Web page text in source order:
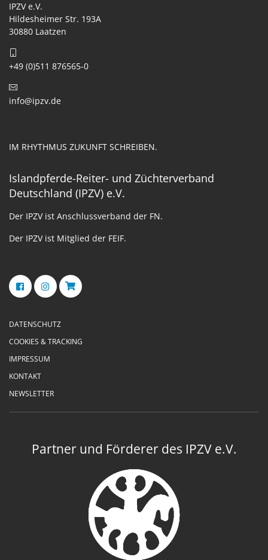
IPZV e.V.
Hildesheimer Str. 193A
30880 Laatzen
+49 (0)511 876565-0
info@ipzv.de
IM RHYTHMUS ZUKUNFT SCHREIBEN.
Islandpferde-Reiter- und Züchterverband
Deutschland (IPZV) e.V.
Der IPZV ist Anschlussverband der FN.
Der IPZV ist Mitglied der FEIF.
DATENSCHUTZ
COOKIES & TRACKING
IMPRESSUM
KONTAKT
NEWSLETTER
Partner und Förderer des IPZV e.V.